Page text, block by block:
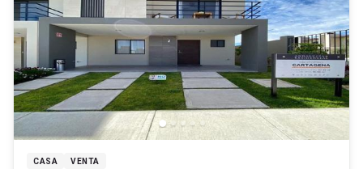
CASA VENTA